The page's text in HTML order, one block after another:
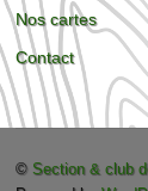
Nos cartes
Contact
© Section & club